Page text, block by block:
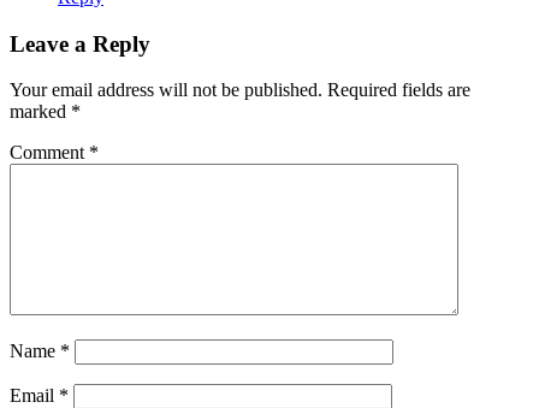
Leave a Reply
Your email address will not be published. Required fields are
marked *
Comment *
Name *
Email *